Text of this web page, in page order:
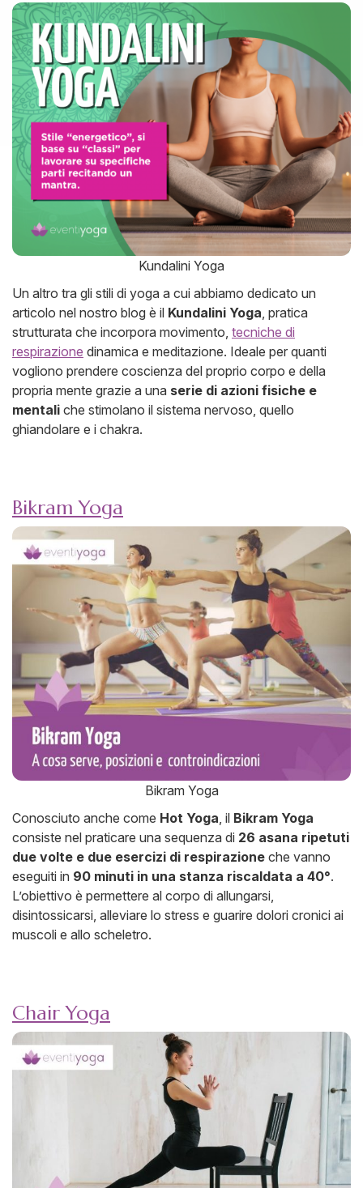
Kundalini Yoga
Un altro tra gli stili di yoga a cui abbiamo dedicato un
articolo nel nostro blog è il Kundalini Yoga, pratica
strutturata che incorpora movimento, tecniche di
respirazione dinamica e meditazione. Ideale per quanti
vogliono prendere coscienza del proprio corpo e della
propria mente grazie a una serie di azioni fisiche e
mentali che stimolano il sistema nervoso, quello
ghiandolare e i chakra.
Bikram Yoga
Bikram Yoga
Conosciuto anche come Hot Yoga, il Bikram Yoga
consiste nel praticare una sequenza di 26 asana ripetuti
due volte e due esercizi di respirazione che vanno
eseguiti in 90 minuti in una stanza riscaldata a 40°.
L’obiettivo è permettere al corpo di allungarsi,
disintossicarsi, alleviare lo stress e guarire dolori cronici ai
muscoli e allo scheletro.
Chair Yoga